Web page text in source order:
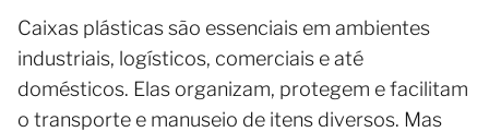
Caixas plásticas são essenciais em ambientes
industriais, logísticos, comerciais e até
domésticos. Elas organizam, protegem e facilitam
o transporte e manuseio de itens diversos. Mas